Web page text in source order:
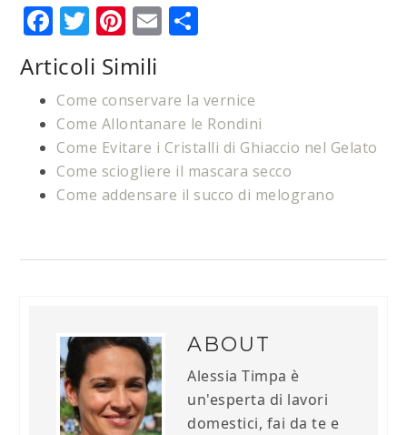
Facebook
Twitter
Pinterest
Email
Articoli Simili
Come conservare la vernice
Come Allontanare le Rondini
Come Evitare i Cristalli di Ghiaccio nel Gelato
Come sciogliere il mascara secco
Come addensare il succo di melograno
ABOUT
Alessia Timpa è
un'esperta di lavori
domestici, fai da te e